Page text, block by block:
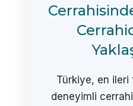
Türkiye, en ileri
deneyimli